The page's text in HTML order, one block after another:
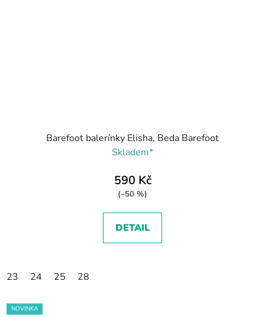
Barefoot balerínky Elisha, Beda Barefoot
Skladem*
590 Kč
(–50 %)
DETAIL
23 24 25 28
NOVINKA